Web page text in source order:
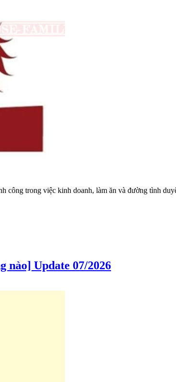
trong việc kinh doanh, làm ăn và đường tình
nào] Update 07/2026